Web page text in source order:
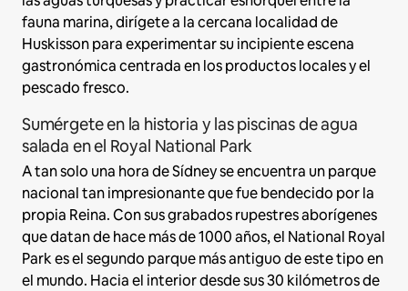
fauna marina, dirígete a la cercana localidad de
Huskisson para experimentar su incipiente escena
gastronómica centrada en los productos locales y el
pescado fresco.
Sumérgete en la historia y las piscinas de agua
salada en el Royal National Park
A tan solo una hora de Sídney se encuentra un parque
nacional tan impresionante que fue bendecido por la
propia Reina. Con sus grabados rupestres aborígenes
que datan de hace más de 1000 años, el National Royal
Park es el segundo parque más antiguo de este tipo en
el mundo. Hacia el interior desde sus 30 kilómetros de